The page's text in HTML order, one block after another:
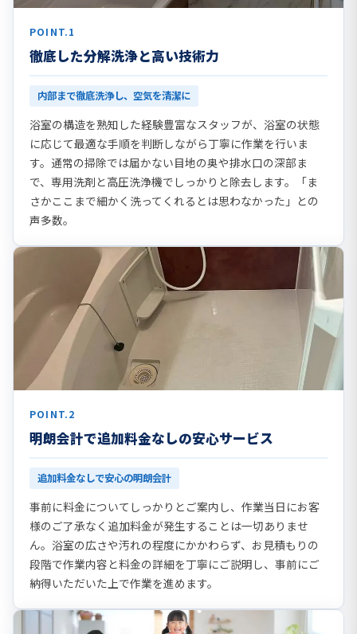
POINT.1
徹底した分解洗浄と高い技術力
内部まで徹底洗浄し、空気を清潔に
浴室の構造を熟知した経験豊富なスタッフが、浴室の状態
に応じて最適な手順を判断しながら丁寧に作業を行いま
す。通常の掃除では届かない目地の奥や排水口の深部ま
で、専用洗剤と高圧洗浄機でしっかりと除去します。「ま
さかここまで細かく洗ってくれるとは思わなかった」との
声多数。
POINT.2
明朗会計で追加料金なしの安心サービス
追加料金なしで安心の明朗会計
事前に料金についてしっかりとご案内し、作業当日にお客
様のご了承なく追加料金が発生することは一切ありませ
ん。浴室の広さや汚れの程度にかかわらず、お見積もりの
段階で作業内容と料金の詳細を丁寧にご説明し、事前にご
納得いただいた上で作業を進めます。